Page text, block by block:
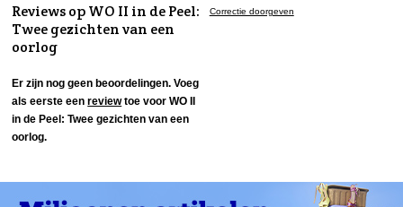
Reviews op WO II in de Peel:
Twee gezichten van een
oorlog
Er zijn nog geen beoordelingen. Voeg
als eerste eenreviewtoe voor WO II
in de Peel: Twee gezichten van een
oorlog.
Correctie doorgeven